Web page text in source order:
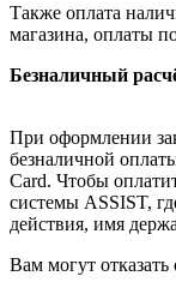
Также оплата
магазина, оплаты
Безналичный
При оформлении
безналичной
Card. Чтобы
системы ASSIST,
действия, имя
Вам могут отказать